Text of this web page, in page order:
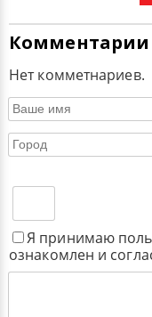
Комментарии
Нет комметнариев.
Я принимаю
ознакомлен и